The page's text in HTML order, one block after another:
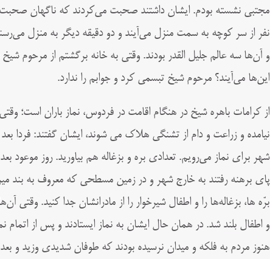
مجتبی نشسته بودم. ایشان داشتند صحبت می‌کردند که ناگهان
نفر از سر کوچه به سمت منزل می‌آیند و دو دقیقه دیگر به منزل
و آن‌ها سه عالم جلیل القدر بودند. وقتی به خانه برگشتم از مرحوم
این‌ها می‌آیند؟ مرحوم شیخ تبسمی کرد و جوابم را ندارد.
از کرامات باهره شیخ در هنگام اقامت در فردوس، نماز باران است؛
نیامده و زراعت و دام از تشنگی هلاک می شوند، ایشان گفتند: فردا
شهر برای نماز می‌رویم. تعدادی بره و بزغاله هم بیاورید. روز موعود
پای برهنه رفتند به خارج شهر و در زمین مسطحی که معروف به بند
برّه ها، بزغاله‌ها را و اطفال شیرخوار را از مادرانشان جدا کنید.
و اطفال بلند شد. در همان حال ایشان به نماز ایستادند و پس از اتمام
هنوز مردم به فلکه و میدان نرسیده بودند که طوفان شدیدی وزید و